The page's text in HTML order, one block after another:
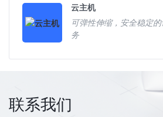
云主机
可弹性伸缩，安全稳定
务
联系我们